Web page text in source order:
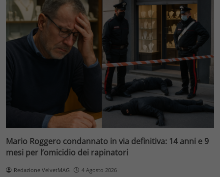
Mario Roggero condannato in via definitiva: 14 anni e 9
mesi per l’omicidio dei rapinatori
Redazione VelvetMAG 4 Agosto 2026